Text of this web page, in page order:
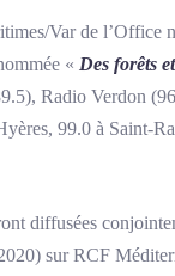
Var de l’Office
« Des forêts
Radio Verdon
99.0 à Saint-
diffusées
sur RCF